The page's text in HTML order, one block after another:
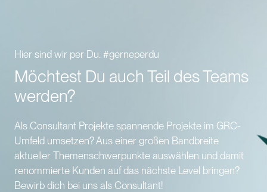
Hier sind wir per Du. #gerneperdu
Möchtest Du auch Teil des Teams
werden?
Als Consultant Projekte spannende Projekte im GRC-
Umfeld umsetzen? Aus einer großen Bandbreite
aktueller Themenschwerpunkte auswählen und damit
renommierte Kunden auf das nächste Level bringen?
Bewirb dich bei uns als Consultant!